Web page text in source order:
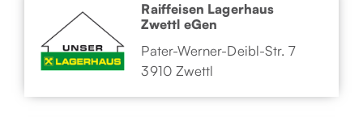
Raiffeisen Lagerhaus
Zwettl eGen
Pater-Werner-Deibl-Str. 7
3910 Zwettl